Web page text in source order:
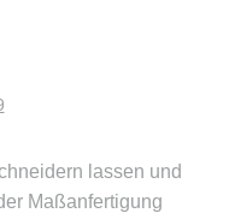
lassen und
Maßanfertigung